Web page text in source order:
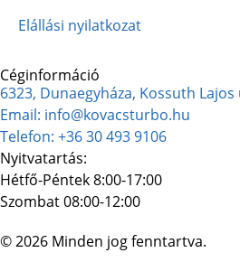
Elállási nyilatkozat
Céginformáció
6323, Dunaegyháza, Kossuth Lajos
Email: info@kovacsturbo.hu
Telefon: +36 30 493 9106
Nyitvatartás:
Hétfő-Péntek 8:00-17:00
Szombat 08:00-12:00
© 2026 Minden jog fenntartva.